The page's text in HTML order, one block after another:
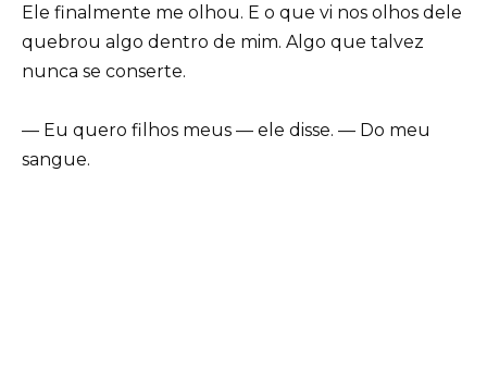
Ele finalmente me olhou. E o que vi nos olhos dele
quebrou algo dentro de mim. Algo que talvez
nunca se conserte.
— Eu quero filhos meus — ele disse. — Do meu
sangue.